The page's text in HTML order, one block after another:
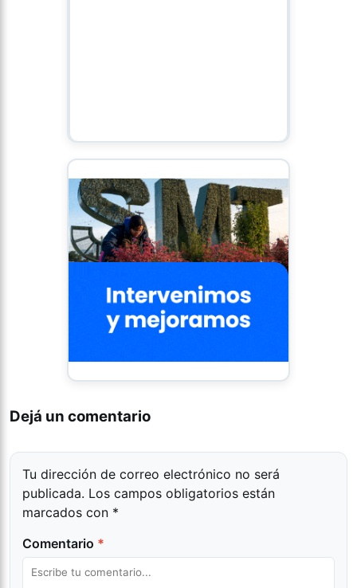
Dejá un comentario
Tu dirección de correo electrónico no será
publicada. Los campos obligatorios están
marcados con *
Comentario *